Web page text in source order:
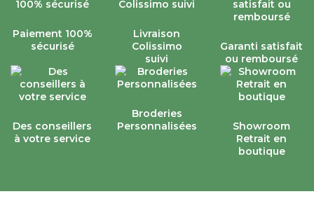
Paiement 100%
sécurisé
Livraison
Colissimo
suivi
Garanti satisfait
ou remboursé
Des conseillers
à votre service
Broderies
Personnalisées
Showroom
Retrait en
boutique